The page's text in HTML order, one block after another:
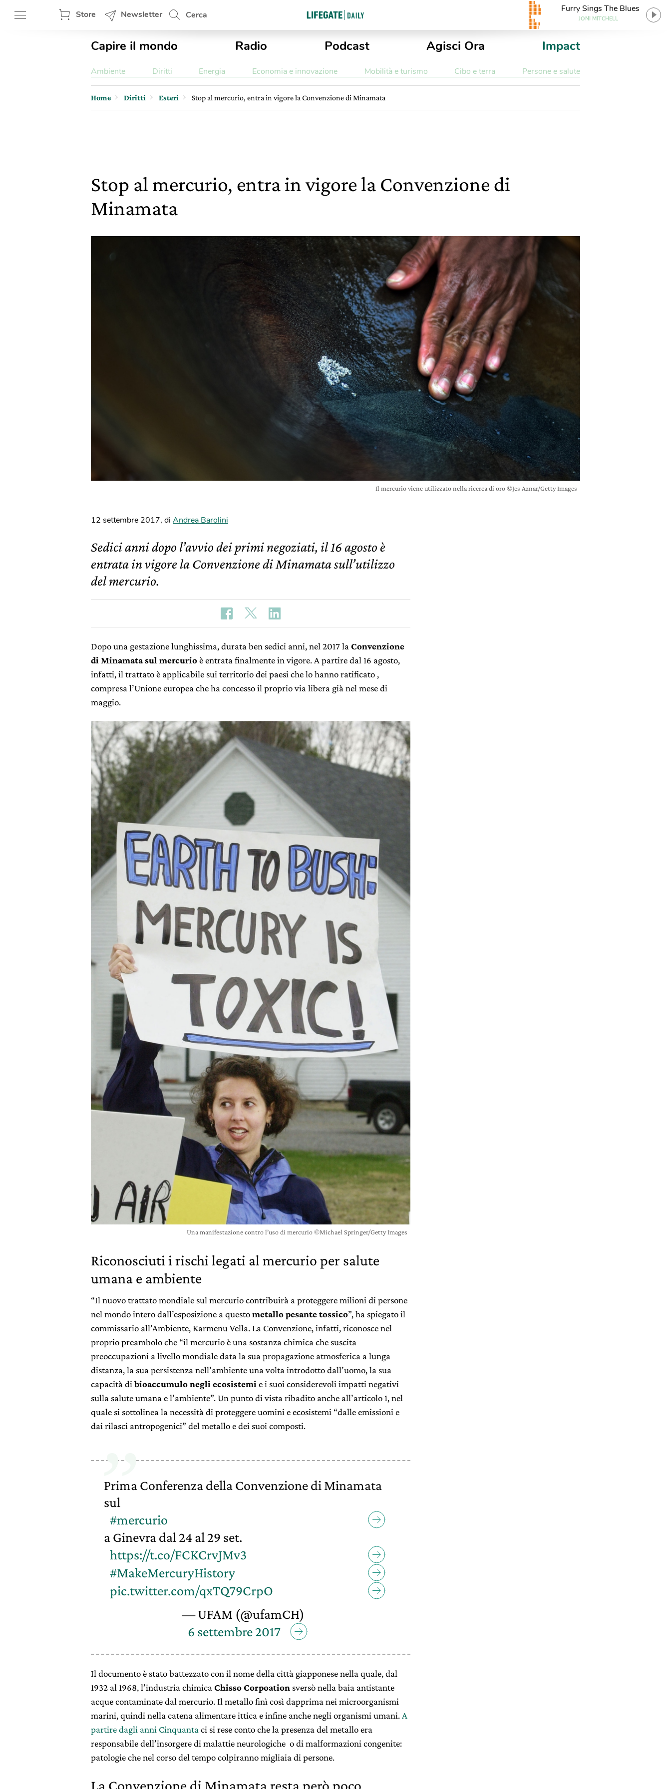
Store Newsletter Cerca
Furry Sings The Blues
JONI MITCHELL
Capire il mondo Radio Podcast Agisci Ora Impact
Ambiente Diritti Energia Economia e innovazione Mobilità e turismo Cibo e terra Persone e salute
Home Diritti Esteri Stop al mercurio, entra in vigore la Convenzione di Minamata
Stop al mercurio, entra in vigore la Convenzione di
Minamata
Il mercurio viene utilizzato nella ricerca di oro ©Jes Aznar/Getty Images
12 settembre 2017, di Andrea Barolini
Sedici anni dopo l’avvio dei primi negoziati, il 16 agosto è
entrata in vigore la Convenzione di Minamata sull’utilizzo
del mercurio.
Dopo una gestazione lunghissima, durata ben sedici anni, nel 2017 la Convenzione
di Minamata sul mercurioè entrata finalmente in vigore. A partire dal 16 agosto,
infatti, il trattato è applicabile sui territorio dei paesi che lo hanno ratificato ,
compresa l’Unione europea che ha concesso il proprio via libera già nel mese di
maggio.
Una manifestazione contro l’uso di mercurio ©Michael Springer/Getty Images
Riconosciuti i rischi legati al mercurio per salute
umana e ambiente
“Il nuovo trattato mondiale sul mercurio contribuirà a proteggere milioni di persone
nel mondo intero dall’esposizione a questometallo pesante tossico”, ha spiegato il
commissario all’Ambiente, Karmenu Vella. La Convenzione, infatti, riconosce nel
proprio preambolo che “il mercurio è una sostanza chimica che suscita
preoccupazioni a livello mondiale data la sua propagazione atmosferica a lunga
distanza, la sua persistenza nell’ambiente una volta introdotto dall’uomo, la sua
capacità dibioaccumulo negli ecosistemie i suoi considerevoli impatti negativi
sulla salute umana e l’ambiente”. Un punto di vista ribadito anche all’articolo 1, nel
quale si sottolinea la necessità di proteggere uomini e ecosistemi “dalle emissioni e
dai rilasci antropogenici” del metallo e dei suoi composti.
Prima Conferenza della Convenzione di Minamata
sul
#mercurio
a Ginevra dal 24 al 29 set.
https://t.co/FCKCrvJMv3
#MakeMercuryHistory
pic.twitter.com/qxTQ79CrpO
— UFAM (@ufamCH)
6 settembre 2017
Il documento è stato battezzato con il nome della città giapponese nella quale, dal
1932 al 1968, l’industria chimica Chisso Corpoation sversò nella baia antistante
acque contaminate dal mercurio. Il metallo finì così dapprima nei microorganismi
marini, quindi nella catena alimentare ittica e infine anche negli organismi umani. A
partire dagli anni Cinquanta ci si rese conto che la presenza del metallo era
responsabile dell’insorgere di malattie neurologiche o di malformazioni congenite:
patologie che nel corso del tempo colpiranno migliaia di persone.
La Convenzione di Minamata resta però poco